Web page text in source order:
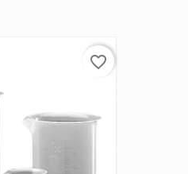
favorite_border